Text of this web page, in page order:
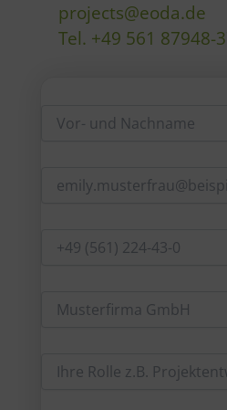
projects@eoda.de
Tel. +49 561 87948-